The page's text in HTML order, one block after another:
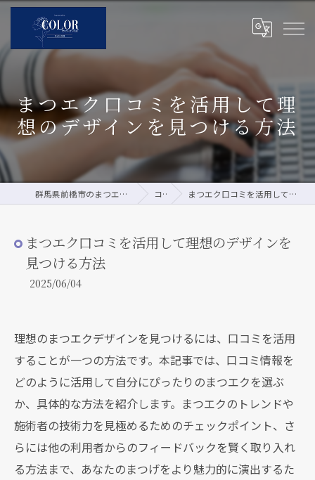
まつエク口コミを活用して理
想のデザインを見つける方法
群馬県前橋市のまつエクならCOLOR by pour vous コラム まつエク口コミを活用して理想のデザインを見つける方法
まつエク口コミを活用して理想のデザインを
見つける方法
2025/06/04
理想のまつエクデザインを見つけるには、口コミを活用
することが一つの方法です。本記事では、口コミ情報を
どのように活用して自分にぴったりのまつエクを選ぶ
か、具体的な方法を紹介します。まつエクのトレンドや
施術者の技術力を見極めるためのチェックポイント、さ
らには他の利用者からのフィードバックを賢く取り入れ
る方法まで、あなたのまつげをより魅力的に演出するた